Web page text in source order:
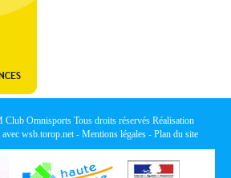
Club Omnisports Tous droits réservés Réalisation
wsb.torop.net- Mentions légales - Plan du site